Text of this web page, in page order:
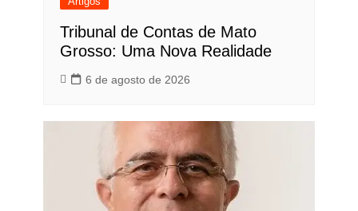
Tribunal de Contas de Mato
Grosso: Uma Nova Realidade
6 de agosto de 2026